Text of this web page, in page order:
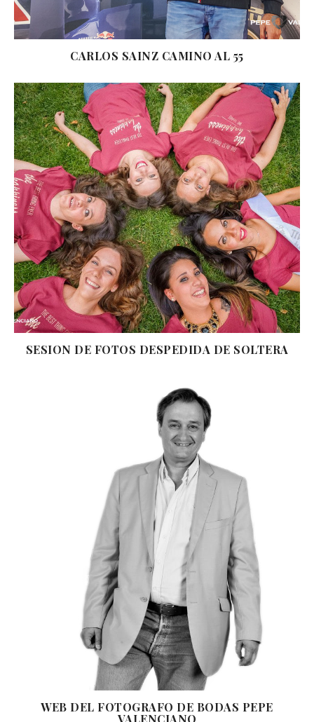
CARLOS SAINZ CAMINO AL 55
SESION DE FOTOS DESPEDIDA DE SOLTERA
WEB DEL FOTOGRAFO DE BODAS PEPE
VALENCIANO